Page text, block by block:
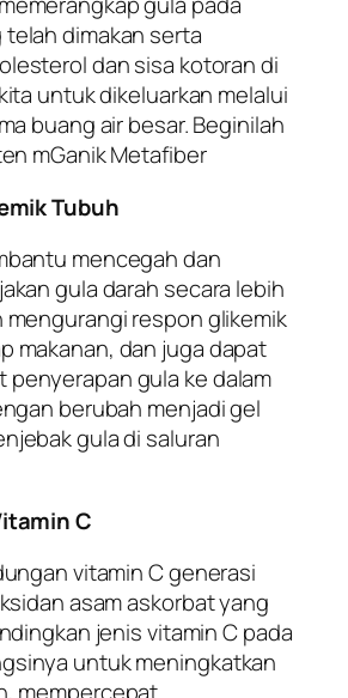
telah dimakan serta
dan sisa kotoran di
untuk dikeluarkan melalui
buang air besar. Beginilah
mGanik Metafiber
Tubuh
mencegah dan
gula darah secara lebih
respon glikemik
makanan, dan juga dapat
penyerapan gula ke dalam
berubah menjadi gel
gula di saluran
C
vitamin C generasi
asam askorbat yang
jenis vitamin C pada
untuk meningkatkan